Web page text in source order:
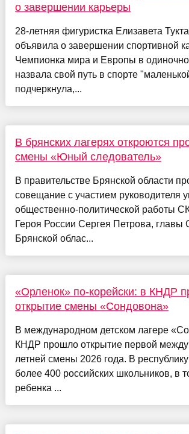
о завершении карьеры
28-летняя фигуристка Елизавета
объявила о завершении спортивной
Чемпионка мира и Европы в
назвала свой путь в спорте
подчеркнула,...
В брянских лагерях откроются
смены «Юный следователь»
В правительстве Брянской области
совещание с участием руководителя
общественно-политической работы
Героя России Сергея Петрова,
Брянской облас...
«Орленок» по-корейски: в КНДР
открытие смены «Сондовона»
В международном детском лагере
КНДР прошло открытие первой
летней смены 2026 года. В
более 400 российских школьников, в
ребенка ...